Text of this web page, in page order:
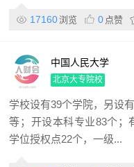
17160浏览 0 点赞
中国人民大学
北京大专院校
学校设有39个学院，另设
等；开设本科专业83个；
学位授权点22个，一级...